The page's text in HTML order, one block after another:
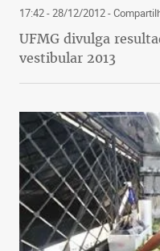
17:42 - 28/12/2012-
UFMG divulga
vestibular 2013